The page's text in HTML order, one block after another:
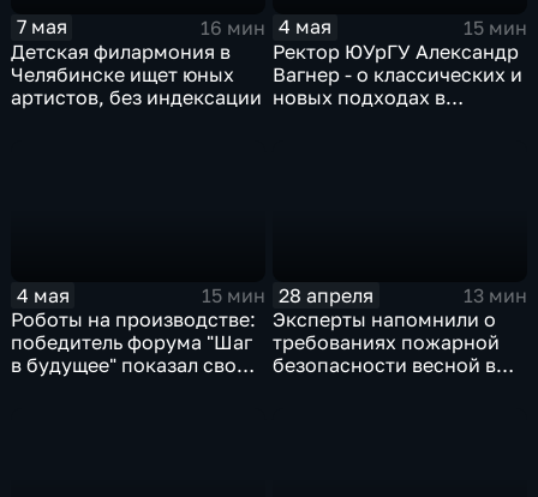
7 мая
16 мин
Детская филармония в
Челябинске ищет юных
артистов, без индексации
4 мая
15 мин
Ректор ЮУрГУ Александр
Вагнер - о классических и
новых подходах в
4 мая
15 мин
Роботы на производстве:
победитель форума "Шаг
в будущее" показал свою
28 апреля
13 мин
Эксперты напомнили о
требованиях пожарной
безопасности весной в